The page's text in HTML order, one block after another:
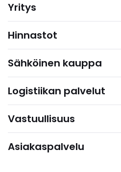
Yritys
Hinnastot
Sähköinen kauppa
Logistiikan palvelut
Vastuullisuus
Asiakaspalvelu